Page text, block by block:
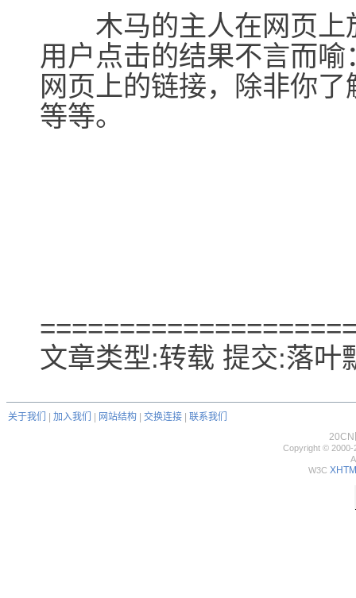
木马的主人在网页上
用户点击的结果不言而
网页上的链接，除非你
等等。
文章类型:转载 提交:落叶
关于我们 加入我们 网站结构 交换连接
联系我们
20CN
Copyright © 2000-
W3C